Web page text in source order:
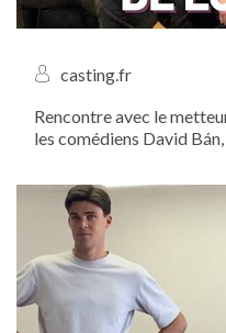
casting.fr
Rencontre avec le
les comédiens David
"Bernadette de...